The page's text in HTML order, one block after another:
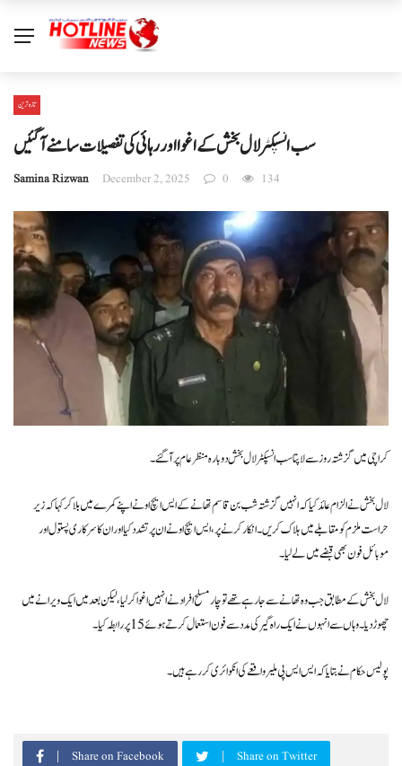
تازہ ترین
سب انسپکٹر لال بخش کے اغوا اور رہائی کی تفصیلات سامنے آ گئیں
Samina Rizwan December 2, 2025 0 134
کراچی میں گزشتہ روز سے لاپتا سب انسپکٹر لال بخش دوبارہ منظر عام پر آگئے۔
لال بخش نے الزام عائد کیا کہ انہیں گزشتہ شب بن قاسم تھانے کے ایس ایچ او نے اپنے کمرے میں بلا کر کہا کہ زیر
حراست ملزم کو مقابلے میں ہلاک کریں۔ انکار کرنے پر، ایس ایچ او نے ان پر تشدد کیا اور ان کا سرکاری پستول اور
موبائل فون بھی قبضے میں لے لیا۔
لال بخش کے مطابق جب وہ تھانے سے جا رہے تھے تو چار مسلح افراد نے انہیں اغوا کر لیا، لیکن بعد میں ایک ویرانے میں
چھوڑ دیا۔ وہاں سے انہوں نے ایک راہ گیر کی مدد سے فون استعمال کرتے ہوئے 15 پر رابطہ کیا۔
پولیس حکام نے بتایا کہ ایس ایس پی ملیر واقعے کی انکوائری کر رہے ہیں۔
Share on Facebook Share on Twitter